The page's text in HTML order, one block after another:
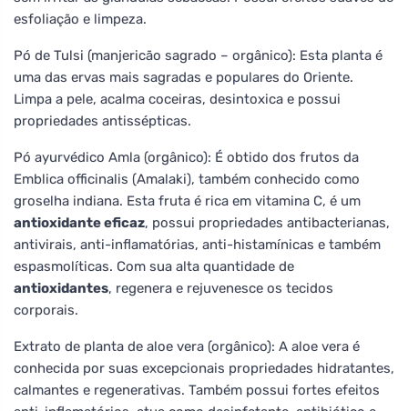
esfoliação e limpeza.
Pó de Tulsi (manjericão sagrado – orgânico): Esta planta é
uma das ervas mais sagradas e populares do Oriente.
Limpa a pele, acalma coceiras, desintoxica e possui
propriedades antissépticas.
Pó ayurvédico Amla (orgânico): É obtido dos frutos da
Emblica officinalis (Amalaki), também conhecido como
groselha indiana. Esta fruta é rica em vitamina C, é um
antioxidante eficaz, possui propriedades antibacterianas,
antivirais, anti-inflamatórias, anti-histamínicas e também
espasmolíticas. Com sua alta quantidade de
antioxidantes, regenera e rejuvenesce os tecidos
corporais.
Extrato de planta de aloe vera (orgânico): A aloe vera é
conhecida por suas excepcionais propriedades hidratantes,
calmantes e regenerativas. Também possui fortes efeitos